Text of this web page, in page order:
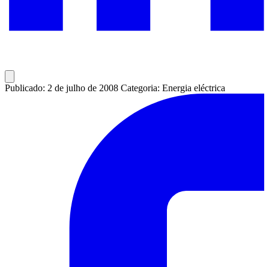
Publicado: 2 de julho de 2008 Categoria: Energia eléctrica